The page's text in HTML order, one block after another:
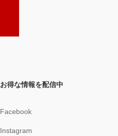
お得な情報を配信中
Facebook
Instagram